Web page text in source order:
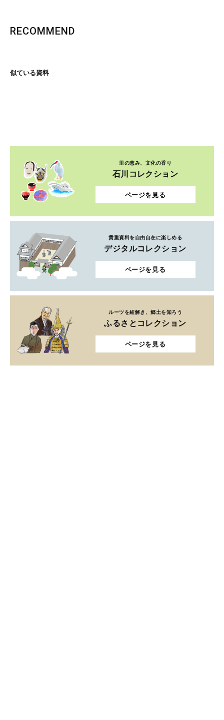
RECOMMEND
似ている資料
里の恵み、文化の香り
石川コレクション
ページを見る
貴重資料を自由自在に楽しめる
デジタルコレクション
ページを見る
ルーツを紐解き、郷土を知ろう
ふるさとコレクション
ページを見る